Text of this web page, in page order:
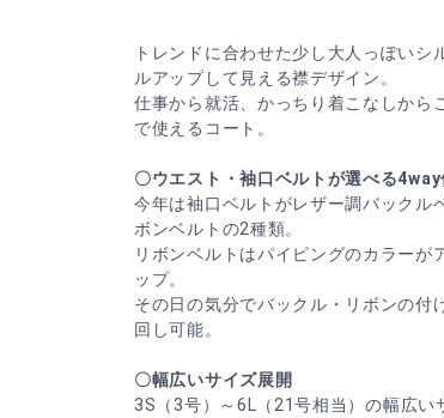
トレンドに合わせた少し大人っぽい
ルアップして見える襟デザイン。
仕事から就活、かっちり着こなしから
で使えるコート。
〇ウエスト・袖口ベルトが選べる4way
今年は袖口ベルトがレザー調バックル
ボンベルトの2種類。
リボンベルトはパイピングのカラー
ップ。
その日の気分でバックル・リボンの付
回し可能。
〇幅広いサイズ展開
3S（3号）～6L（21号相当）の幅広